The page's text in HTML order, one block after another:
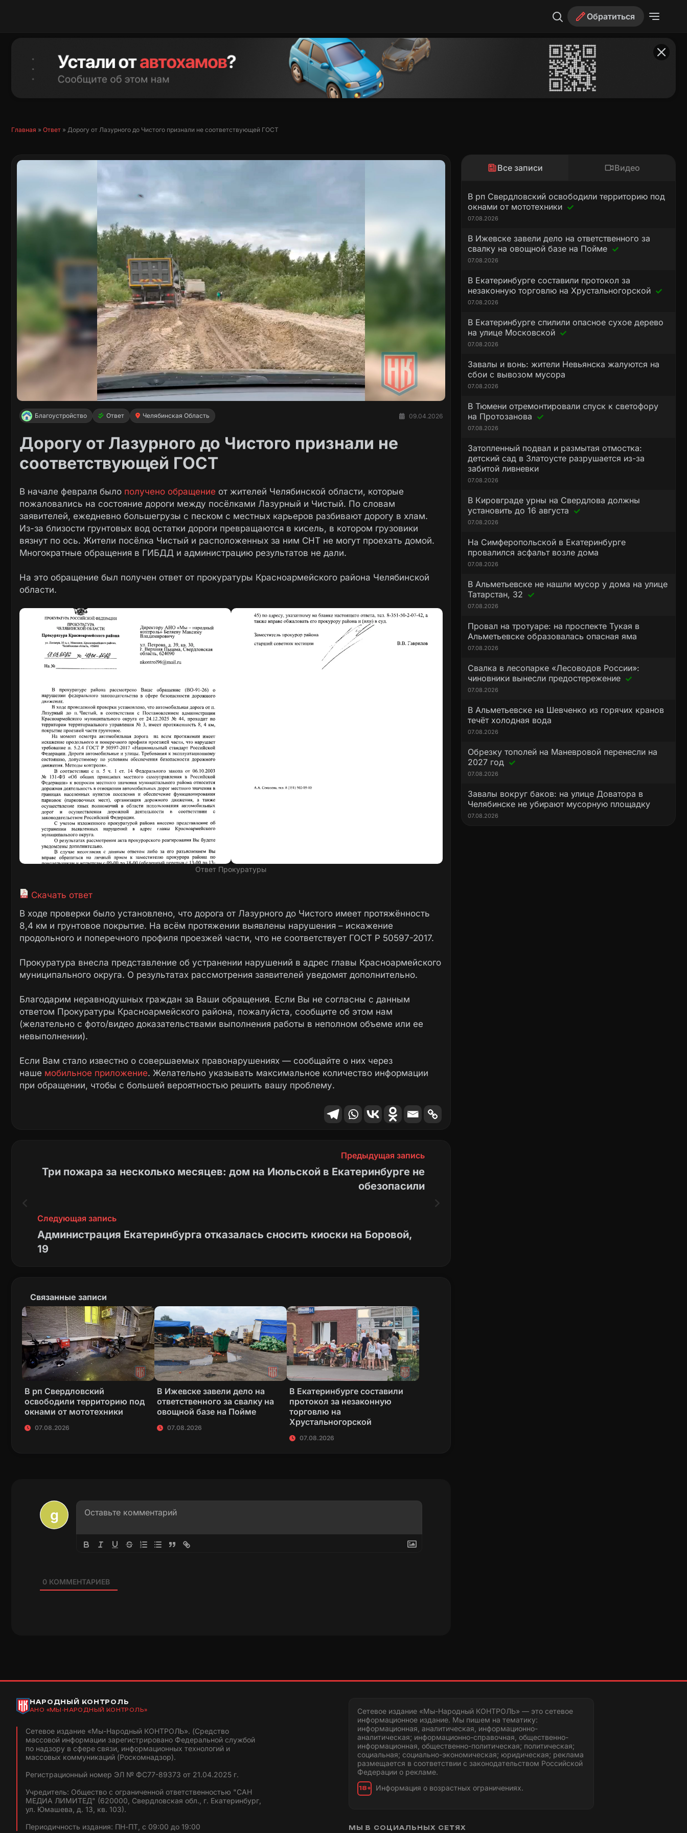
Обратиться
Главная » Ответ » Дорогу от Лазурного до Чистого признали не соответствующей ГОСТ
Благоустройство Ответ Челябинская Область 09.04.2026
Дорогу от Лазурного до Чистого признали не
соответствующей ГОСТ
В начале февраля было получено обращение от жителей Челябинской области, которые
пожаловались на состояние дороги между посёлками Лазурный и Чистый. По словам
заявителей, ежедневно большегрузы с песком с местных карьеров разбивают дорогу в хлам.
Из-за близости грунтовых вод остатки дороги превращаются в кисель, в котором грузовики
вязнут по ось. Жители посёлка Чистый и расположенных за ним СНТ не могут проехать домой.
Многократные обращения в ГИБДД и администрацию результатов не дали.
На это обращение был получен ответ от прокуратуры Красноармейского района Челябинской
области.
Ответ Прокуратуры
Скачать ответ
В ходе проверки было установлено, что дорога от Лазурного до Чистого имеет протяжённость
8,4 км и грунтовое покрытие. На всём протяжении выявлены нарушения – искажение
продольного и поперечного профиля проезжей части, что не соответствует ГОСТ Р 50597-2017.
Прокуратура внесла представление об устранении нарушений в адрес главы Красноармейского
муниципального округа. О результатах рассмотрения заявителей уведомят дополнительно.
Благодарим неравнодушных граждан за Ваши обращения. Если Вы не согласны с данным
ответом Прокуратуры Красноармейского района, пожалуйста, сообщите об этом нам
(желательно с фото/видео доказательствами выполнения работы в неполном объеме или ее
невыполнении).
Если Вам стало известно о совершаемых правонарушениях — сообщайте о них через
наше мобильное приложение. Желательно указывать максимальное количество информации
при обращении, чтобы с большей вероятностью решить вашу проблему.
Предыдущая запись
Три пожара за несколько месяцев: дом на Июльской в Екатеринбурге не
обезопасили
Следующая запись
Администрация Екатеринбурга отказалась сносить киоски на Боровой,
19
Связанные записи
В рп Свердловский
освободили территорию под
окнами от мототехники
07.08.2026
В Ижевске завели дело на
ответственного за свалку на
овощной базе на Пойме
07.08.2026
В Екатеринбурге составили
протокол за незаконную
торговлю на
Хрустальногорской
07.08.2026
0КОММЕНТАРИЕВ
Все записи Видео
В рп Свердловский освободили территорию под
окнами от мототехники
07.08.2026
В Ижевске завели дело на ответственного за
свалку на овощной базе на Пойме
07.08.2026
В Екатеринбурге составили протокол за
незаконную торговлю на Хрустальногорской
07.08.2026
В Екатеринбурге спилили опасное сухое дерево
на улице Московской
07.08.2026
Завалы и вонь: жители Невьянска жалуются на
сбои с вывозом мусора
07.08.2026
В Тюмени отремонтировали спуск к светофору
на Протозанова
07.08.2026
Затопленный подвал и размытая отмостка:
детский сад в Златоусте разрушается из-за
забитой ливневки
07.08.2026
В Кировграде урны на Свердлова должны
установить до 16 августа
07.08.2026
На Симферопольской в Екатеринбурге
провалился асфальт возле дома
07.08.2026
В Альметьевске не нашли мусор у дома на улице
Татарстан, 32
07.08.2026
Провал на тротуаре: на проспекте Тукая в
Альметьевске образовалась опасная яма
07.08.2026
Свалка в лесопарке «Лесоводов России»:
чиновники вынесли предостережение
07.08.2026
В Альметьевске на Шевченко из горячих кранов
течёт холодная вода
07.08.2026
Обрезку тополей на Маневровой перенесли на
2027 год
07.08.2026
Завалы вокруг баков: на улице Доватора в
Челябинске не убирают мусорную площадку
07.08.2026
НАРОДНЫЙ КОНТРОЛЬ
АНО «МЫ-НАРОДНЫЙ КОНТРОЛЬ»
Сетевое издание «Мы-Народный КОНТРОЛЬ». (Средство
массовой информации зарегистрировано Федеральной службой
по надзору в сфере связи, информационных технологий и
массовых коммуникаций (Роскомнадзор).
Регистрационный номер ЭЛ № ФС77-89373 от 21.04.2025 г.
Учредитель: Общество с ограниченной ответственностью "САН
МЕДИА ЛИМИТЕД" (620000, Свердловская обл., г. Екатеринбург,
ул. Юмашева, д. 13, кв. 103).
Периодичность издания: ПН-ПТ, с 09:00 до 19:00
Сетевое издание «Мы-Народный КОНТРОЛЬ» — это сетевое
информационное издание. Мы пишем на тематику:
информационная, аналитическая, информационно-
аналитическая; информационно-справочная, общественно-
информационная, общественно-политическая; политическая;
социальная; социально-экономическая; юридическая; реклама
размещается в соответствии с законодательством Российской
Федерации о рекламе.
18+ Информация о возрастных ограничениях.
МЫ В СОЦИАЛЬНЫХ СЕТЯХ